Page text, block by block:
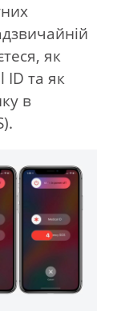
як
та як
в